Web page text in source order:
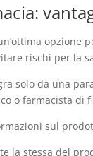
opzione
rischi per la
solo da una
o farmacista di
sul
la stessa del